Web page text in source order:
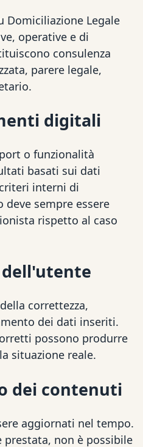
Legale
operative e di
consulenza
parere legale,
digitali
o funzionalità
basati sui dati
interni di
sempre essere
rispetto al caso
dell'utente
correttezza,
dei dati inseriti.
possono produrre
situazione reale.
dei contenuti
aggiornati nel tempo.
non è possibile